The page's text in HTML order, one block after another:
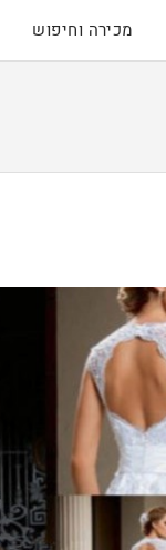
מכירה וחיפוש